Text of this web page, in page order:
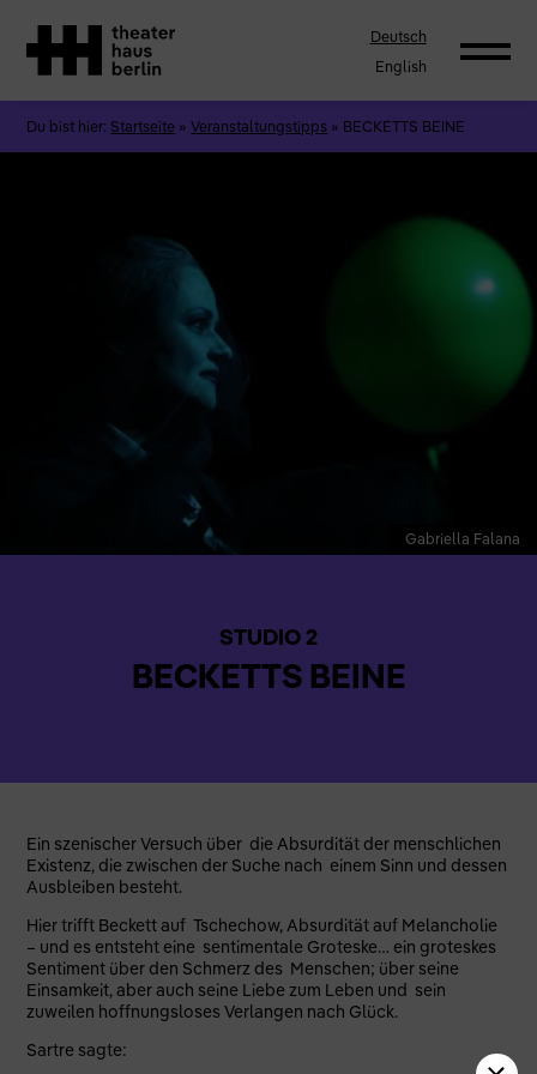
Deutsch
English
Du bist hier: Startseite »Veranstaltungstipps » BECKETTS BEINE
Gabriella Falana
STUDIO 2
BECKETTS BEINE
Ein szenischer Versuch über die Absurdität der menschlichen
Existenz, die zwischen der Suche nach einem Sinn und dessen
Ausbleiben besteht.
Hier trifft Beckett auf Tschechow, Absurdität auf Melancholie
– und es entsteht eine sentimentale Groteske… ein groteskes
Sentiment über den Schmerz des Menschen; über seine
Einsamkeit, aber auch seine Liebe zum Leben und sein
zuweilen hoffnungsloses Verlangen nach Glück.
Sartre sagte: